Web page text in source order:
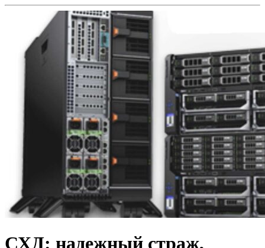
СХД: надежный страж,